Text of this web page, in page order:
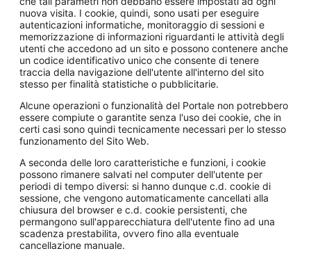
nuova visita. I cookie, quindi, sono usati per eseguire
autenticazioni informatiche, monitoraggio di sessioni e
memorizzazione di informazioni riguardanti le attività degli
utenti che accedono ad un sito e possono contenere anche
un codice identificativo unico che consente di tenere
traccia della navigazione dell'utente all'interno del sito
stesso per finalità statistiche o pubblicitarie.
Alcune operazioni o funzionalità del Portale non potrebbero
essere compiute o garantite senza l'uso dei cookie, che in
certi casi sono quindi tecnicamente necessari per lo stesso
funzionamento del Sito Web.
A seconda delle loro caratteristiche e funzioni, i cookie
possono rimanere salvati nel computer dell'utente per
periodi di tempo diversi: si hanno dunque c.d. cookie di
sessione, che vengono automaticamente cancellati alla
chiusura del browser e c.d. cookie persistenti, che
permangono sull'apparecchiatura dell'utente fino ad una
scadenza prestabilita, ovvero fino alla eventuale
cancellazione manuale.